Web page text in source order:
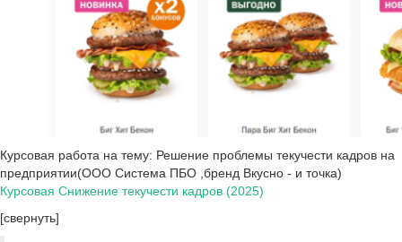
Курсовая работа на тему: Решение проблемы текучести кадров на
предприятии(ООО Система ПБО ,бренд Вкусно - и точка)
Курсовая Снижение текучести кадров (2025)
[свернуть]